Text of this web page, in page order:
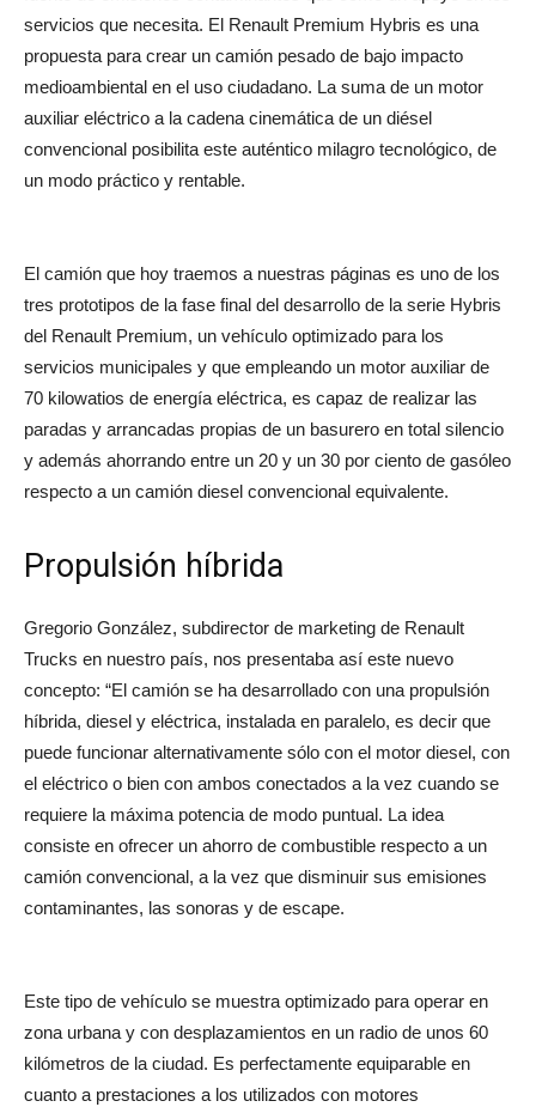
servicios que necesita. El Renault Premium Hybris es una
propuesta para crear un camión pesado de bajo impacto
medioambiental en el uso ciudadano. La suma de un motor
auxiliar eléctrico a la cadena cinemática de un diésel
convencional posibilita este auténtico milagro tecnológico, de
un modo práctico y rentable.
El camión que hoy traemos a nuestras páginas es uno de los
tres prototipos de la fase final del desarrollo de la serie Hybris
del Renault Premium, un vehículo optimizado para los
servicios municipales y que empleando un motor auxiliar de
70 kilowatios de energía eléctrica, es capaz de realizar las
paradas y arrancadas propias de un basurero en total silencio
y además ahorrando entre un 20 y un 30 por ciento de gasóleo
respecto a un camión diesel convencional equivalente.
Propulsión híbrida
Gregorio González, subdirector de marketing de Renault
Trucks en nuestro país, nos presentaba así este nuevo
concepto: “El camión se ha desarrollado con una propulsión
híbrida, diesel y eléctrica, instalada en paralelo, es decir que
puede funcionar alternativamente sólo con el motor diesel, con
el eléctrico o bien con ambos conectados a la vez cuando se
requiere la máxima potencia de modo puntual. La idea
consiste en ofrecer un ahorro de combustible respecto a un
camión convencional, a la vez que disminuir sus emisiones
contaminantes, las sonoras y de escape.
Este tipo de vehículo se muestra optimizado para operar en
zona urbana y con desplazamientos en un radio de unos 60
kilómetros de la ciudad. Es perfectamente equiparable en
cuanto a prestaciones a los utilizados con motores